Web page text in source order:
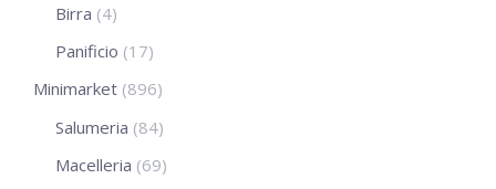
Birra (4)
Panificio (17)
Minimarket (896)
Salumeria (84)
Macelleria (69)